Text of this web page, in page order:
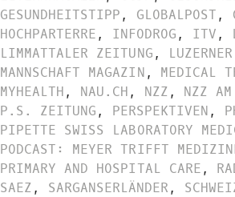
GESUNDHEITSTIPP, GLOBALPOST,
HOCHPARTERRE, INFODROG, ITV,
LIMMATTALER ZEITUNG,
MANNSCHAFT MAGAZIN, MEDICAL
MYHEALTH, NAU.CH, NZZ, NZZ AM
P.S. ZEITUNG, PERSPEKTIVEN,
PIPETTE SWISS LABORATORY
PODCAST: MEYER TRIFFT
PRIMARY AND HOSPITAL CARE,
SAEZ, SARGANSERLÄNDER,